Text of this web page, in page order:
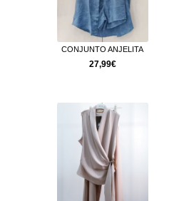
CONJUNTO ANJELITA
27,99€